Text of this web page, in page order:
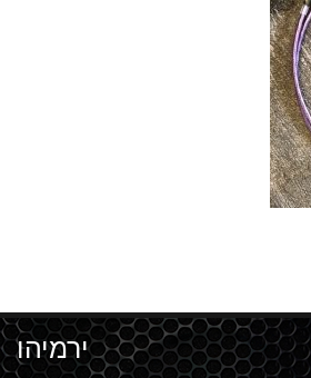
ירמיהו 43 תל אביב